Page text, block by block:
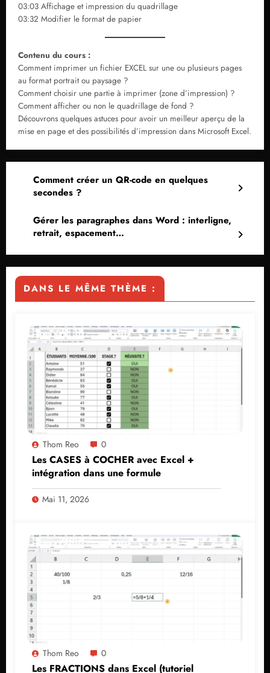
03:03 Affichage et impression du quadrillage
03:32 Modifier le format de papier
Contenu du cours :
Comment imprimer un fichier EXCEL sur une ou plusieurs pages
au format portrait ou paysage ?
Comment choisir une partie à imprimer (zone d’impression) ?
Comment afficher ou non le quadrillage de fond ?
Découvrons quelques astuces pour avoir un meilleur aperçu de la
mise en page et des possibilités d’impression dans Microsoft Excel.
Comment créer un QR-code en quelques
secondes ?
Gérer les paragraphes dans Word : interligne,
retrait, espacement…
DANS LE MÊME THÈME :
Thom Reo 0
Les CASES à COCHER avec Excel +
intégration dans une formule
Mai 11, 2026
Thom Reo 0
Les FRACTIONS dans Excel (tutoriel